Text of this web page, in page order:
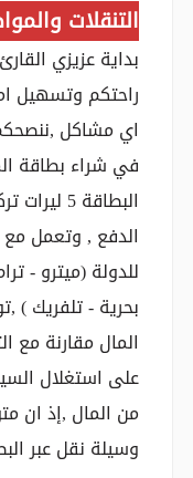
التنقلات
بداية عزيزي
راحتكم وتسهيل
اي مشاكل
في شراء بطاقة
البطاقة
الدفع , وتعمل مع
للدولة (ميترو -
بحرية - تلفريك )
المال مقارنة مع
على استغلال
من المال ,إذ ان
وسيلة نقل عبر البطاقة هي